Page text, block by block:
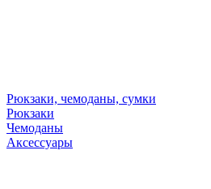
Рюкзаки, чемоданы, сумки
Рюкзаки
Чемоданы
Аксессуары